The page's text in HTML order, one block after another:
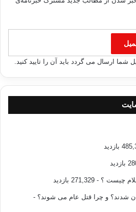
شما ارسال می گردد باید آن را تایید کنید.
چیست ؟ - 271,329 بازدید
شدند؟ و چرا قتل عام می شوند؟ -